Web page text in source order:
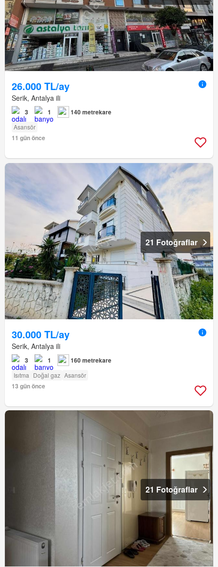
26.000 TL/ay
Serik, Antalya ili
3 1 140 metrekare
Asansör
11 gün önce
21 Fotoğraflar
30.000 TL/ay
Serik, Antalya ili
3 1 160 metrekare
Isıtma Doğal gaz Asansör
13 gün önce
21 Fotoğraflar